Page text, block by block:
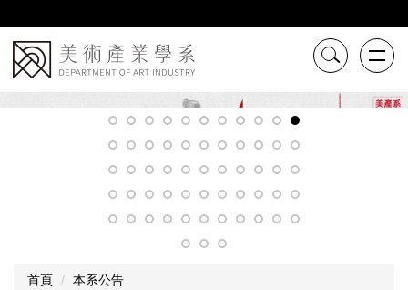
到
主
要
內
容
首頁 本系公告